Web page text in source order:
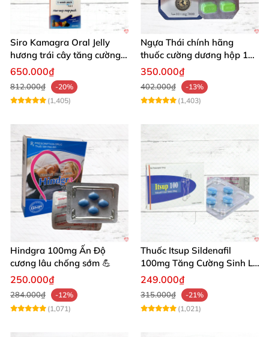
Siro Kamagra Oral Jelly
hương trái cây tăng cường
sinh lý nam sâu
650.000₫
812.000₫
-20%
(1,405)
Ngựa Thái chính hãng
thuốc cường dương hộp 10
viên kéo dài thời gian mạnh
350.000₫
402.000₫
-13%
(1,403)
Hindgra 100mg Ấn Độ
cương lâu chống sớm 💪
250.000₫
284.000₫
-12%
(1,071)
Thuốc Itsup Sildenafil
100mg Tăng Cường Sinh Lý
Nam Giới
249.000₫
315.000₫
-21%
(1,021)